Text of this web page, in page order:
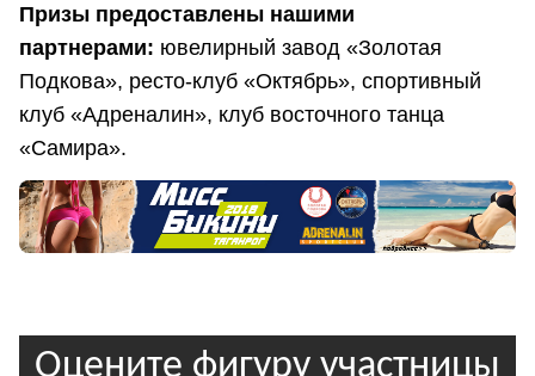
Призы предоставлены нашими
партнерами: ювелирный завод «Золотая
Подкова», ресто-клуб «Октябрь», спортивный
клуб «Адреналин», клуб восточного танца
«Самира».